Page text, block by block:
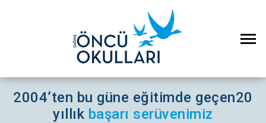
2004’ten bu güne eğitimde geçen20
yıllık başarı serüvenimiz